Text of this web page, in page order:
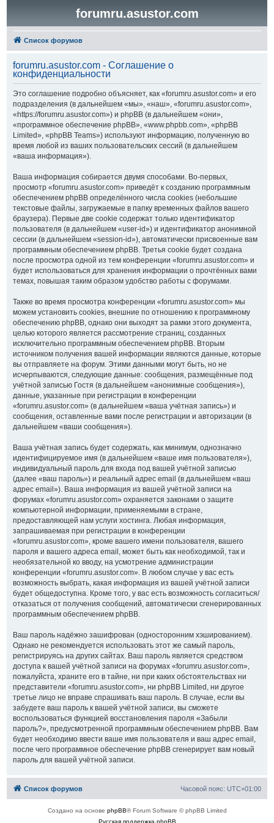
forumru.asustor.com
Список форумов
forumru.asustor.com - Соглашение о
конфиденциальности
Это соглашение подробно объясняет, как «forumru.asustor.com» и его
подразделения (в дальнейшем «мы», «наш», «forumru.asustor.com»,
«https://forumru.asustor.com») и phpBB (в дальнейшем «они»,
«программное обеспечение phpBB», «www.phpbb.com», «phpBB
Limited», «phpBB Teams») используют информацию, полученную во
время любой из ваших пользовательских сессий (в дальнейшем
«ваша информация»).
Ваша информация собирается двумя способами. Во-первых,
просмотр «forumru.asustor.com» приведёт к созданию программным
обеспечением phpBB определённого числа cookies (небольшие
текстовые файлы, загружаемые в папку временных файлов вашего
браузера). Первые две cookie содержат только идентификатор
пользователя (в дальнейшем «user-id») и идентификатор анонимной
сессии (в дальнейшем «session-id»), автоматически присвоенные вам
программным обеспечением phpBB. Третья cookie будет создана
после просмотра одной из тем конференции «forumru.asustor.com» и
будет использоваться для хранения информации о прочтённых вами
темах, повышая таким образом удобство работы с форумами.
Также во время просмотра конференции «forumru.asustor.com» мы
можем установить cookies, внешние по отношению к программному
обеспечению phpBB, однако они выходят за рамки этого документа,
целью которого является рассмотрение страниц, созданных
исключительно программным обеспечением phpBB. Вторым
источником получения вашей информации являются данные, которые
вы отправляете на форум. Этими данными могут быть, но не
исчерпываются, следующие данные: сообщения, размещённые под
учётной записью Гостя (в дальнейшем «анонимные сообщения»),
данные, указанные при регистрации в конференции
«forumru.asustor.com» (в дальнейшем «ваша учётная запись») и
сообщения, оставленные вами после регистрации и авторизации (в
дальнейшем «ваши сообщения»).
Ваша учётная запись будет содержать, как минимум, однозначно
идентифицируемое имя (в дальнейшем «ваше имя пользователя»),
индивидуальный пароль для входа под вашей учётной записью
(далее «ваш пароль») и реальный адрес email (в дальнейшем «ваш
адрес email»). Ваша информация из вашей учётной записи на
форумах «forumru.asustor.com» охраняется законами о защите
компьютерной информации, применяемыми в стране,
предоставляющей нам услуги хостинга. Любая информация,
запрашиваемая при регистрации в конференции
«forumru.asustor.com», кроме вашего имени пользователя, вашего
пароля и вашего адреса email, может быть как необходимой, так и
необязательной ко вводу, на усмотрение администрации
конференции «forumru.asustor.com». В любом случае у вас есть
возможность выбрать, какая информация из вашей учётной записи
будет общедоступна. Кроме того, у вас есть возможность согласиться/
отказаться от получения сообщений, автоматически сгенерированных
программным обеспечением phpBB.
Ваш пароль надёжно зашифрован (односторонним хэшированием).
Однако не рекомендуется использовать этот же самый пароль,
регистрируясь на других сайтах. Ваш пароль является средством
доступа к вашей учётной записи на форумах «forumru.asustor.com»,
пожалуйста, храните его в тайне, ни при каких обстоятельствах ни
представители «forumru.asustor.com», ни phpBB Limited, ни другое
третье лицо не вправе спрашивать ваш пароль. В случае, если вы
забудете ваш пароль к вашей учётной записи, вы сможете
воспользоваться функцией восстановления пароля «Забыли
пароль?», предусмотренной программным обеспечением phpBB. Вам
будет необходимо ввести ваше имя пользователя и ваш адрес email,
после чего программное обеспечение phpBB сгенерирует вам новый
пароль для вашей учётной записи.
Список форумов Часовой пояс: UTC+01:00
Создано на основе phpBB® Forum Software © phpBB Limited
Русская поддержка phpBB